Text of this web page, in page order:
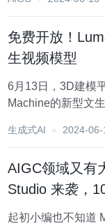
频。致力于提供高
免费开放！
生视频模型
6月13日，3D建模
Machine的新型文
引导来创造视频内
生成式AI 2024-06-
AIGC领域又有
Studio 来袭，
起初小编也不知道